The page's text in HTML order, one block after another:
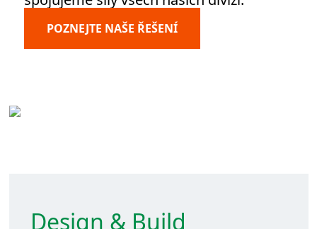
POZNEJTE NAŠE ŘEŠENÍ
Design & Build